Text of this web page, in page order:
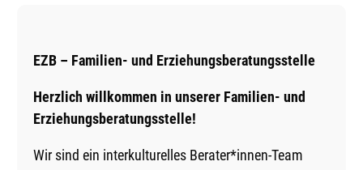
EZB – Familien- und Erziehungsberatungsstelle
Herzlich willkommen in unserer Familien- und
Erziehungsberatungsstelle!
Wir sind ein interkulturelles Berater*innen-Team